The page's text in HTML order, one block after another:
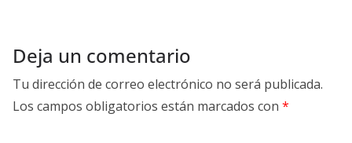
Deja un comentario
Tu dirección de correo electrónico no será publicada.
Los campos obligatorios están marcados con *